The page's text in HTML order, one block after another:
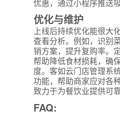
优惠，通过小程序推送
优化与维护
上线后持续优化能很大
查看分析。例如，识别
销方案，提升复购率。
帮助降低食材损耗，确
度。客如云门店管理系
功能，帮助商家应对各
致力于为餐饮业提供可
FAQ: